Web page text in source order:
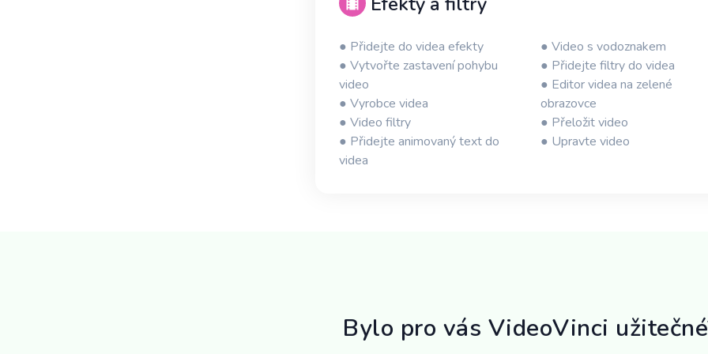
● Přidejte do videa efekty
● Vytvořte zastavení pohybu
video
● Vyrobce videa
● Video filtry
● Přidejte animovaný text do
videa
● Video s vodoznakem
● Přidejte filtry do videa
● Editor videa na zelené
obrazovce
● Přeložit video
● Upravte video
Bylo pro vás VideoVinci